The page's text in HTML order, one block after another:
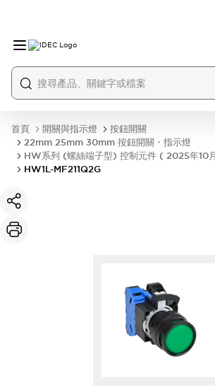
首頁 開關與指示燈
按鈕開關
22mm 25mm 30mm 按鈕開關・指示燈
HW系列 (螺絲端子型) 控制元件 ( 2025年10
HW1L-MF211Q2G